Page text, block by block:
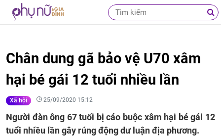
Chân dung gã bảo vệ U70 xâm
hại bé gái 12 tuổi nhiều lần
Xã hội 25/09/2020 15:12
Người đàn ông 67 tuổi bị cáo buộc xâm hại bé gái 12
tuổi nhiều lần gây rúng động dư luận địa phương.